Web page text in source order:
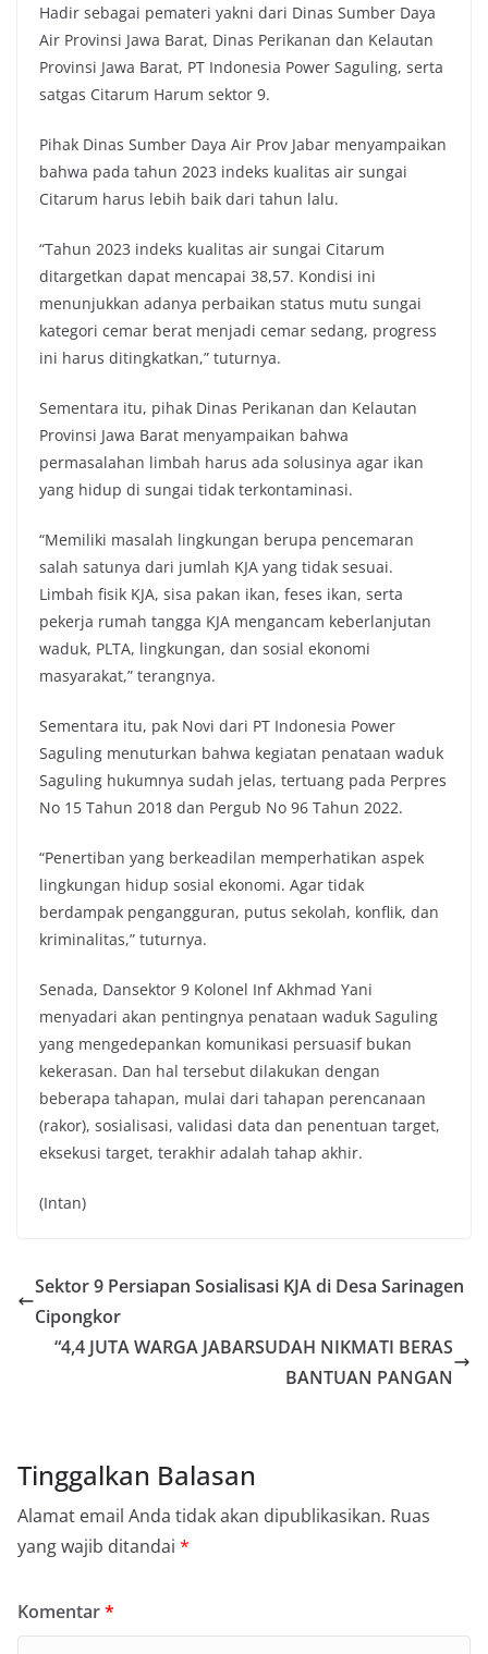
Hadir sebagai pemateri yakni dari Dinas Sumber Daya
Air Provinsi Jawa Barat, Dinas Perikanan dan Kelautan
Provinsi Jawa Barat, PT Indonesia Power Saguling, serta
satgas Citarum Harum sektor 9.
Pihak Dinas Sumber Daya Air Prov Jabar menyampaikan
bahwa pada tahun 2023 indeks kualitas air sungai
Citarum harus lebih baik dari tahun lalu.
“Tahun 2023 indeks kualitas air sungai Citarum
ditargetkan dapat mencapai 38,57. Kondisi ini
menunjukkan adanya perbaikan status mutu sungai
kategori cemar berat menjadi cemar sedang, progress
ini harus ditingkatkan,” tuturnya.
Sementara itu, pihak Dinas Perikanan dan Kelautan
Provinsi Jawa Barat menyampaikan bahwa
permasalahan limbah harus ada solusinya agar ikan
yang hidup di sungai tidak terkontaminasi.
“Memiliki masalah lingkungan berupa pencemaran
salah satunya dari jumlah KJA yang tidak sesuai.
Limbah fisik KJA, sisa pakan ikan, feses ikan, serta
pekerja rumah tangga KJA mengancam keberlanjutan
waduk, PLTA, lingkungan, dan sosial ekonomi
masyarakat,” terangnya.
Sementara itu, pak Novi dari PT Indonesia Power
Saguling menuturkan bahwa kegiatan penataan waduk
Saguling hukumnya sudah jelas, tertuang pada Perpres
No 15 Tahun 2018 dan Pergub No 96 Tahun 2022.
“Penertiban yang berkeadilan memperhatikan aspek
lingkungan hidup sosial ekonomi. Agar tidak
berdampak pengangguran, putus sekolah, konflik, dan
kriminalitas,” tuturnya.
Senada, Dansektor 9 Kolonel Inf Akhmad Yani
menyadari akan pentingnya penataan waduk Saguling
yang mengedepankan komunikasi persuasif bukan
kekerasan. Dan hal tersebut dilakukan dengan
beberapa tahapan, mulai dari tahapan perencanaan
(rakor), sosialisasi, validasi data dan penentuan target,
eksekusi target, terakhir adalah tahap akhir.
(Intan)
Sektor 9 Persiapan Sosialisasi KJA di Desa Sarinagen
Cipongkor
“4,4 JUTA WARGA JABARSUDAH NIKMATI BERAS
BANTUAN PANGAN
Tinggalkan Balasan
Alamat email Anda tidak akan dipublikasikan. Ruas
yang wajib ditandai *
Komentar*